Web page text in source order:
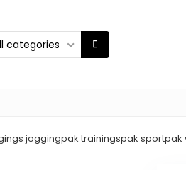
categories
joggingpak trainingspak sportpak